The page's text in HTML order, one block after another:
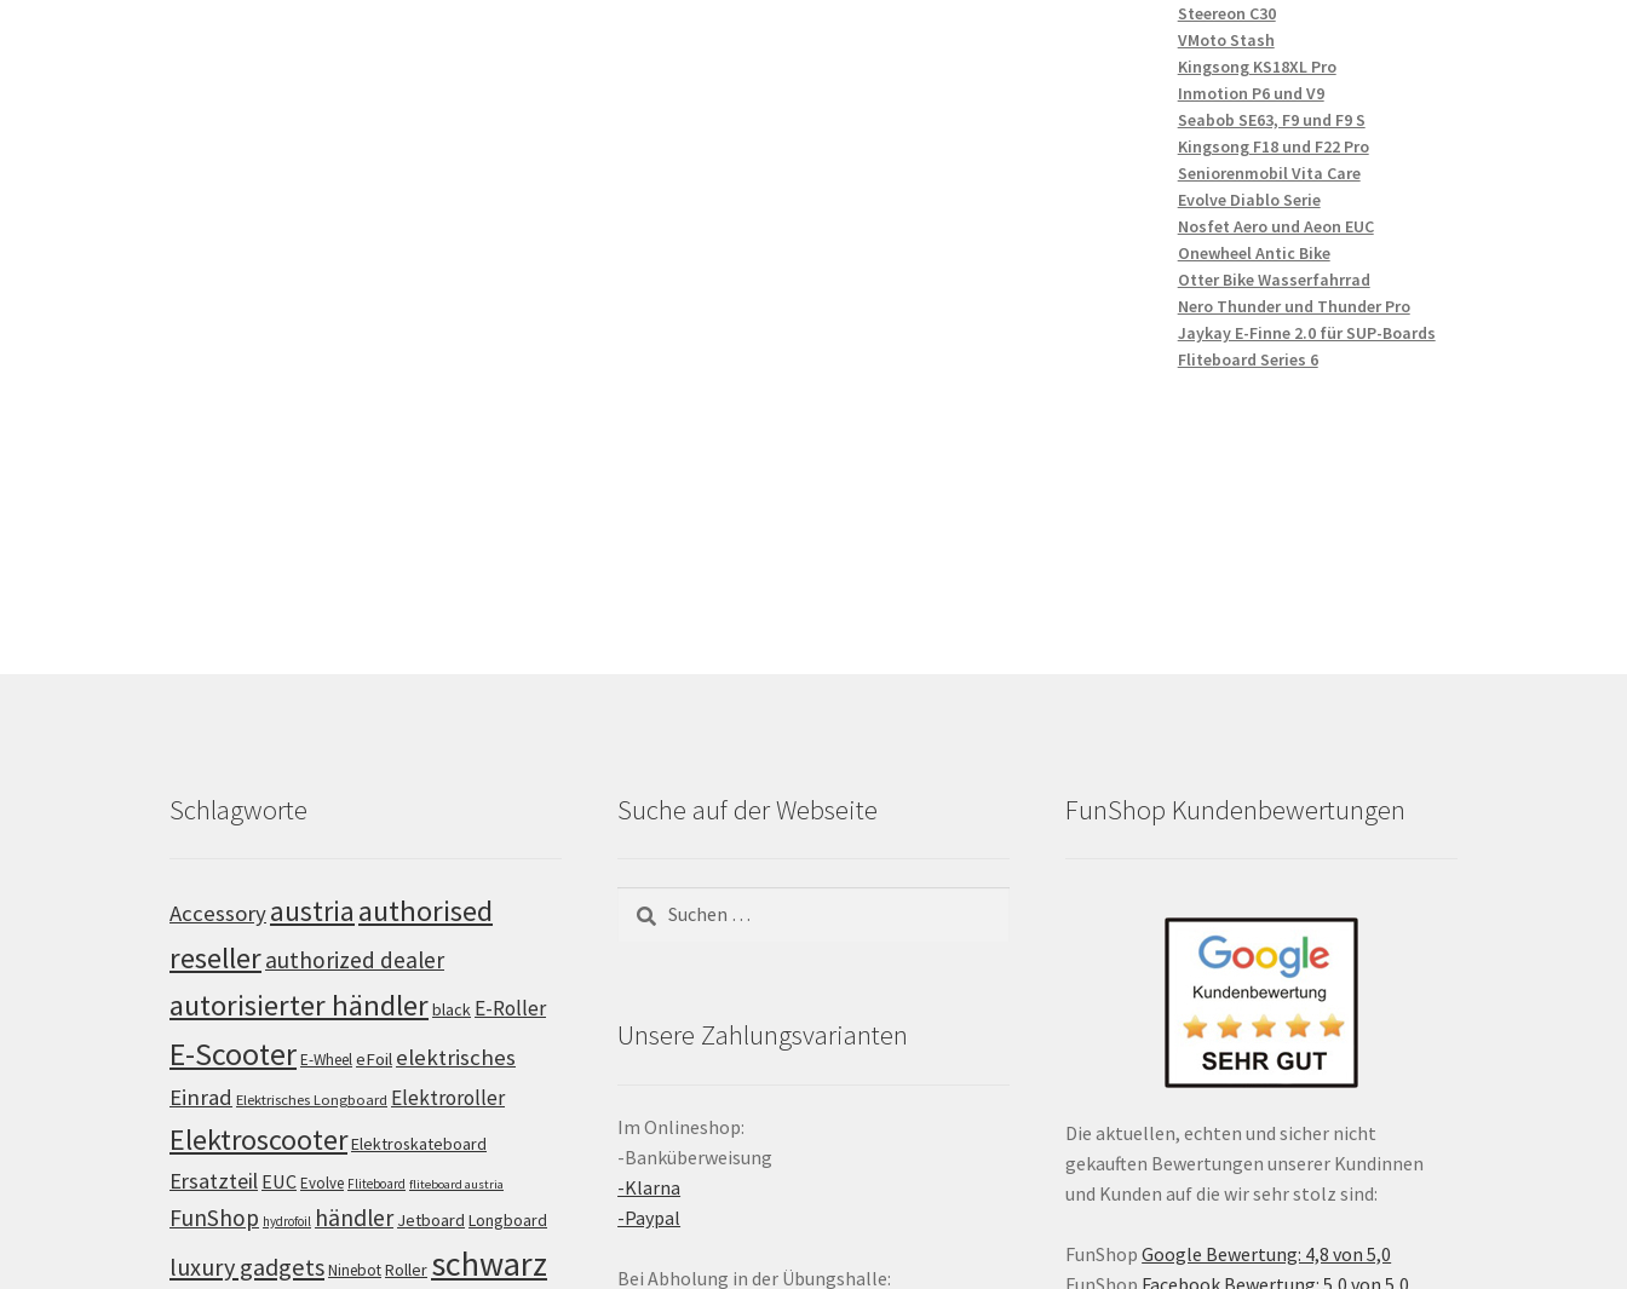
Steereon C30
VMoto Stash
Kingsong KS18XL Pro
Inmotion P6 und V9
Seabob SE63, F9 und F9 S
Kingsong F18 und F22 Pro
Seniorenmobil Vita Care
Evolve Diablo Serie
Nosfet Aero und Aeon EUC
Onewheel Antic Bike
Otter Bike Wasserfahrrad
Nero Thunder und Thunder Pro
Jaykay E-Finne 2.0 für SUP-Boards
Fliteboard Series 6
Schlagworte
Accessoryaustria authorised
resellerauthorized dealer
autorisierter händlerblack E-Roller
E-ScooterE-WheeleFoil elektrisches
Einrad Elektrisches Longboard Elektroroller
ElektroscooterElektroskateboard
Ersatzteil EUCEvolve Fliteboard fliteboard austria
FunShop hydrofoil händler Jetboard Longboard
luxury gadgetsNinebotRoller schwarz
Suche auf der Webseite
nach:
Unsere Zahlungsvarianten
Im Onlineshop:
-Banküberweisung
-Klarna
-Paypal
Bei Abholung in der Übungshalle:
FunShop Kundenbewertungen
Die aktuellen, echten und sicher nicht
gekauften Bewertungen unserer Kundinnen
und Kunden auf die wir sehr stolz sind:
FunShop Google Bewertung: 4,8 von 5,0
FunShop Facebook Bewertung: 5,0 von 5,0